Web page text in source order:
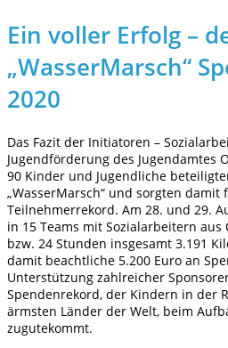
Ein voller Erfolg –
„WasserMarsch“
2020
Das Fazit der Initiatoren –
Jugendförderung des Jugendamtes
90 Kinder und Jugendliche
„WasserMarsch“ und sorgten damit
Teilnehmerrekord. Am 28. und 29.
in 15 Teams mit Sozialarbeitern aus
bzw. 24 Stunden insgesamt 3.191
damit beachtliche 5.200 Euro an
Unterstützung zahlreicher
Spendenrekord, der Kindern in der
ärmsten Länder der Welt, beim
zugutekommt.